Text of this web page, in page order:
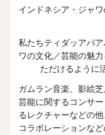
インドネシア・ジャ
私たちティダッアパ
ワの文化／芸能の魅
ただけるように
ガムラン音楽、影絵
芸能に関するコンサ
るレクチャーなどの
コラボレーションな